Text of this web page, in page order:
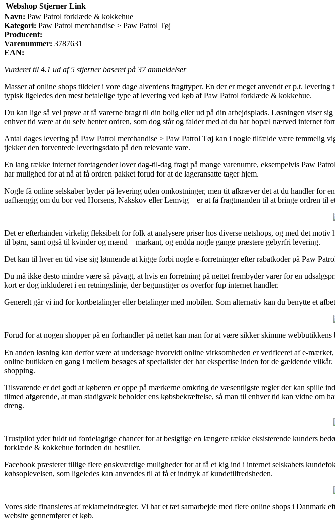
Webshop Stjerner Link
Navn: Paw Patrol forklæde & kokkehue
Kategori: Paw Patrol merchandise > Paw Patrol Tøj
Producent:
Varenummer: 3787631
EAN:
Vurderet til 4.1 ud af 5 stjerner baseret på 37anmeldelser
Masser af online shops tildeler i vore dage alverdens fragttyper. En der er meget anvendt er p.t.
typisk ligeledes den mest betalelige type af levering ved køb af Paw Patrol forklæde & kokkehue.
Du kan lige så vel prøve at få varerne bragt til din bolig eller ud på din arbejdsplads. Løsningen viser
enhver tid være at du selv henter ordren, som dog står og falder med at du har bopæl nærved internet
Antal dages levering på Paw Patrol merchandise > Paw Patrol Tøj kan i nogle tilfælde være temmelig
tjekker den forventede leveringsdato på den relevante vare.
En lang række internet foretagender lover dag-til-dag fragt på mange varenumre, eksempelvis Paw
har mulighed for at nå at få ordren pakket forud for at de lageransatte tager hjem.
Nogle få online selskaber byder på levering uden omkostninger, men tit afkræver det at du handler for
uafhængig om du bor ved Horsens, Nakskov eller Lemvig – er at få fragtmanden til at bringe ordren til
Det er efterhånden virkelig fleksibelt for folk at analysere priser hos diverse netshops, og med det
til børn, samt også til kvinder og mænd – markant, og endda nogle gange præstere gebyrfri levering.
Det kan til hver en tid vise sig lønnende at kigge forbi nogle e-forretninger efter rabatkoder på Paw
Du må ikke desto mindre være så påvagt, at hvis en forretning på nettet frembyder varer for en
kort er dog inkluderet i en retningslinje, der begunstiger os overfor fup internet handler.
Generelt går vi ind for kortbetalinger eller betalinger med mobilen. Som alternativ kan du benytte et
Forud for at nogen shopper på en forhandler på nettet kan man for at være sikker skimme
En anden løsning kan derfor være at undersøge hvorvidt online virksomheden er verificeret af e-
online butikken en gang i mellem besøges af specialister der har ekspertise inden for de gældende
shopping.
Tilsvarende er det godt at køberen er oppe på mærkerne omkring de væsentligste regler der kan spille
tilmed afgørende, at man stadigvæk beholder ens købsbekræftelse, så man til enhver tid kan vidne
dreng.
Trustpilot yder fuldt ud fordelagtige chancer for at besigtige en længere række eksisterende kunders
forklæde & kokkehue forinden du bestiller.
Facebook præsterer tillige flere ønskværdige muligheder for at få et kig ind i internet selskabets
købsoplevelsen, som ligeledes kan anvendes til at få et indtryk af kundetilfredsheden.
Vores side finansieres af reklameindtægter. Vi har et tæt samarbejde med flere online shops i Danmark
website gennemfører et køb.